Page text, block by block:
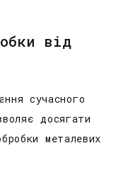
від
сучасного
досягати
металевих